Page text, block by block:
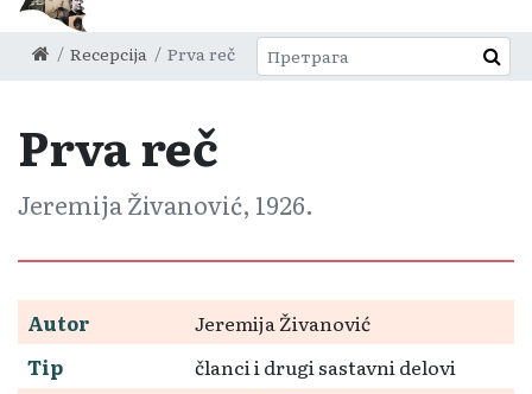
Recepcija Prva reč
Prva reč
Jeremija Živanović, 1926.
Autor
Jeremija Živanović
Tip
članci i drugi sastavni delovi